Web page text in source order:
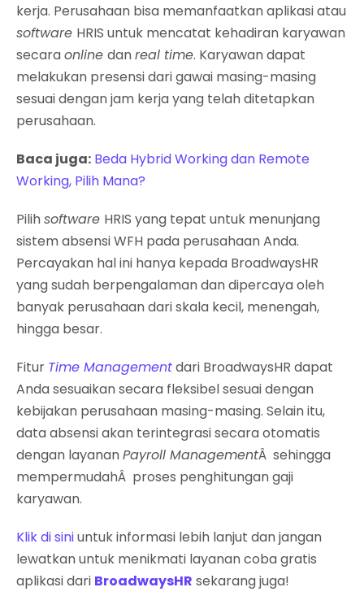
kerja. Perusahaan bisa memanfaatkan aplikasi atau
software HRIS untuk mencatat kehadiran karyawan
secaraonline danreal time. Karyawan dapat
melakukan presensi dari gawai masing-masing
sesuai dengan jam kerja yang telah ditetapkan
perusahaan.
Baca juga: Beda Hybrid Working dan Remote
Working, Pilih Mana?
Pilihsoftware HRIS yang tepat untuk menunjang
sistem absensi WFH pada perusahaan Anda.
Percayakan hal ini hanya kepada BroadwaysHR
yang sudah berpengalaman dan dipercaya oleh
banyak perusahaan dari skala kecil, menengah,
hingga besar.
Fitur Time Managementdari BroadwaysHR dapat
Anda sesuaikan secara fleksibel sesuai dengan
kebijakan perusahaan masing-masing. Selain itu,
data absensi akan terintegrasi secara otomatis
dengan layananPayroll ManagementÂ sehingga
mempermudahÂ proses penghitungan gaji
karyawan.
Klik di siniuntuk informasi lebih lanjut dan jangan
lewatkan untuk menikmati layanan coba gratis
aplikasi dari BroadwaysHR sekarang juga!